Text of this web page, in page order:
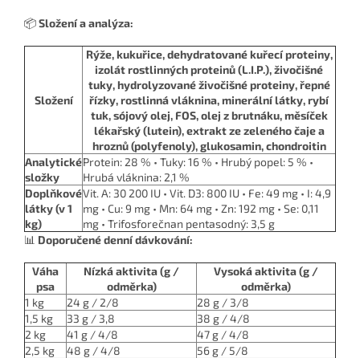
📦Složení a analýza:
Složení
Rýže, kukuřice, dehydratované kuřecí proteiny,
izolát rostlinných proteinů (L.I.P.), živočišné
tuky, hydrolyzované živočišné proteiny, řepné
řízky, rostlinná vláknina, minerální látky, rybí
tuk, sójový olej, FOS, olej z brutnáku, měsíček
lékařský (lutein), extrakt ze zeleného čaje a
hroznů (polyfenoly), glukosamin, chondroitin
Analytické
složky
Protein: 28 % • Tuky: 16 % • Hrubý popel: 5 % •
Hrubá vláknina: 2,1 %
Doplňkové
látky (v 1
kg)
Vit. A: 30 200 IU • Vit. D3: 800 IU • Fe: 49 mg • I: 4,9
mg • Cu: 9 mg • Mn: 64 mg • Zn: 192 mg • Se: 0,11
mg • Trifosforečnan pentasodný: 3,5 g
📊 Doporučené denní dávkování:
Váha
psa
Nízká aktivita (g /
odměrka)
Vysoká aktivita (g /
odměrka)
1 kg
24 g / 2/8
28 g / 3/8
1,5 kg
33 g / 3,8
38 g / 4/8
2 kg
41 g / 4/8
47 g / 4/8
2,5 kg
48 g / 4/8
56 g / 5/8